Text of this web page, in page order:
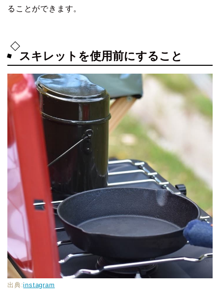
ることができます。
スキレットを使用前にすること
出典:instagram